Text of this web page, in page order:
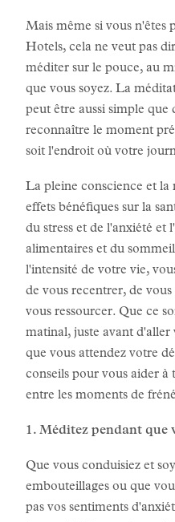
Mais même si vous n'êtes
Hotels, cela ne veut pas
méditer sur le pouce, au
que vous soyez. La
peut être aussi simple que
reconnaître le moment
soit l'endroit où votre
La pleine conscience et
effets bénéfiques sur la
du stress et de l'anxiété et
alimentaires et du
l'intensité de votre vie,
de vous recentrer, de
vous ressourcer. Que ce
matinal, juste avant
que vous attendez votre
conseils pour vous aider
entre les moments de
1. Méditez pendant que
Que vous conduisiez et
embouteillages ou que
pas vos sentiments